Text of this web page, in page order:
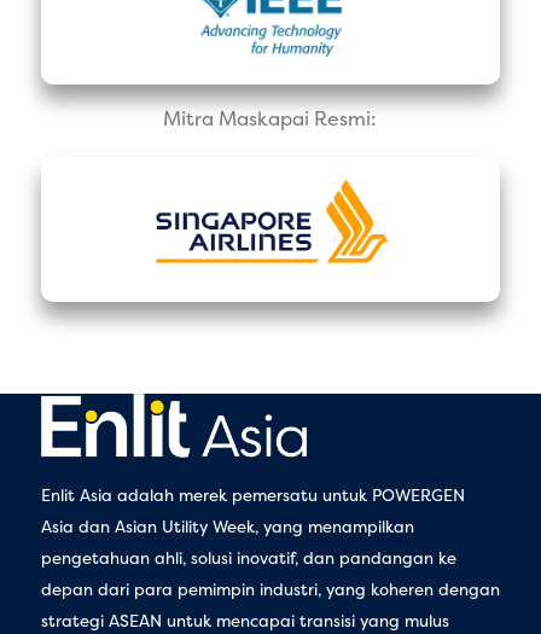
Mitra Maskapai Resmi:
Enlit Asia adalah merek pemersatu untuk POWERGEN
Asia dan Asian Utility Week, yang menampilkan
pengetahuan ahli, solusi inovatif, dan pandangan ke
depan dari para pemimpin industri, yang koheren dengan
strategi ASEAN untuk mencapai transisi yang mulus